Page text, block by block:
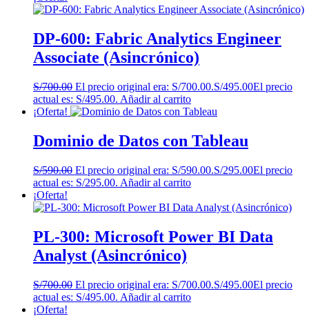
DP-600: Fabric Analytics Engineer
Associate (Asincrónico)
S/700.00 El precio original era: S/700.00.S/495.00El precio
actual es: S/495.00. Añadir al carrito
¡Oferta!
Dominio de Datos con Tableau
S/590.00 El precio original era: S/590.00.S/295.00El precio
actual es: S/295.00. Añadir al carrito
¡Oferta!
PL-300: Microsoft Power BI Data
Analyst (Asincrónico)
S/700.00 El precio original era: S/700.00.S/495.00El precio
actual es: S/495.00. Añadir al carrito
¡Oferta!